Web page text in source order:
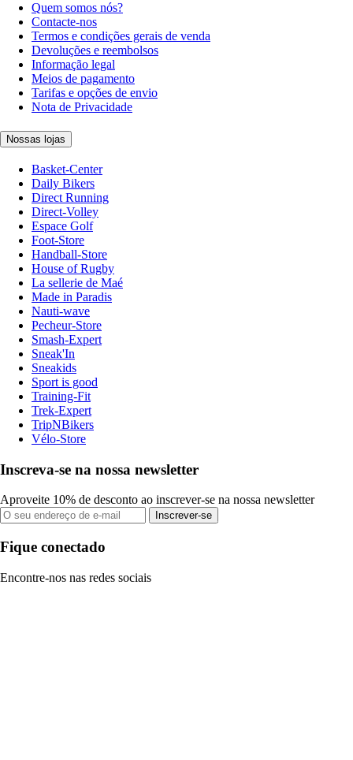
Quem somos nós?
Contacte-nos
Termos e condições gerais de venda
Devoluções e reembolsos
Informação legal
Meios de pagamento
Tarifas e opções de envio
Nota de Privacidade
Nossas lojas
Basket-Center
Daily Bikers
Direct Running
Direct-Volley
Espace Golf
Foot-Store
Handball-Store
House of Rugby
La sellerie de Maé
Made in Paradis
Nauti-wave
Pecheur-Store
Smash-Expert
Sneak'In
Sneakids
Sport is good
Training-Fit
Trek-Expert
TripNBikers
Vélo-Store
Inscreva-se na nossa newsletter
Aproveite 10% de desconto ao inscrever-se na nossa newsletter
Inscrever-se
Fique conectado
Encontre-nos nas redes sociais